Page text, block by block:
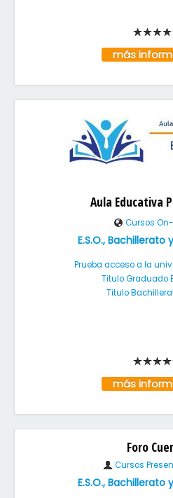
más
Aula Educativa
Cursos
E.S.O., Bachillerato
Prueba acceso a la
Titulo Graduado
Titulo
más
Foro
Cursos
E.S.O., Bachillerato